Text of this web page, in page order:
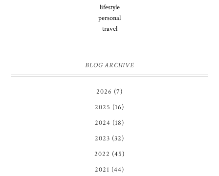
lifestyle
personal
travel
BLOG ARCHIVE
2026 (7)
2025 (16)
2024 (18)
2023 (32)
2022 (45)
2021 (44)